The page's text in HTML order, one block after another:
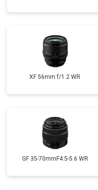
XF 56mm f/1.2 WR
GF 35-70mmF4.5-5.6 WR